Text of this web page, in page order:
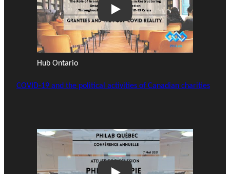
Play
Hub Ontario
COVID-19 and the political activities of Canadian charities